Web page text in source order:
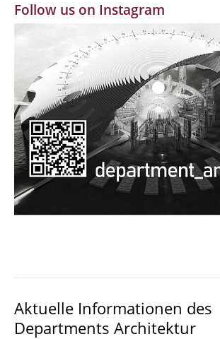
MBW | Modellbauwerkstatt
Alumni | cloud club
Dokumente und Downloads
Follow us on Instagram
Aktuelle Informationen des
Departments Architektur